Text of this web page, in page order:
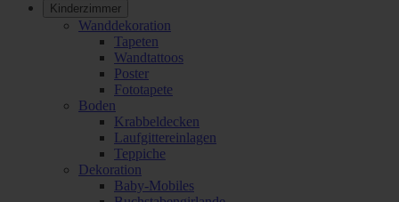
Kinderzimmer
Wanddekoration
Tapeten
Wandtattoos
Poster
Fototapete
Boden
Krabbeldecken
Laufgittereinlagen
Teppiche
Dekoration
Baby-Mobiles